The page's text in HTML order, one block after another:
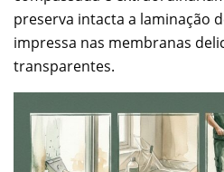
preserva intacta a laminação
impressa nas membranas
transparentes.